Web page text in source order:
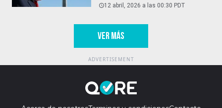
12 abril, 2026 a las 00:30 PDT
VER MÁS